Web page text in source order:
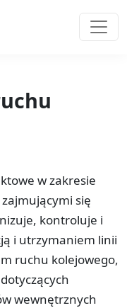
w zakresie
się
kontroluje i
i utrzymaniem linii
ruchu kolejowego,
wewnętrznych